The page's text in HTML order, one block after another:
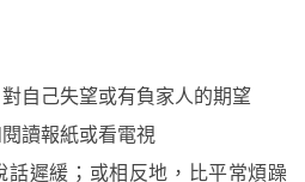
自己失望或有負家人的期望
讀報紙或看電視
遲緩；或相反地，比平常煩躁